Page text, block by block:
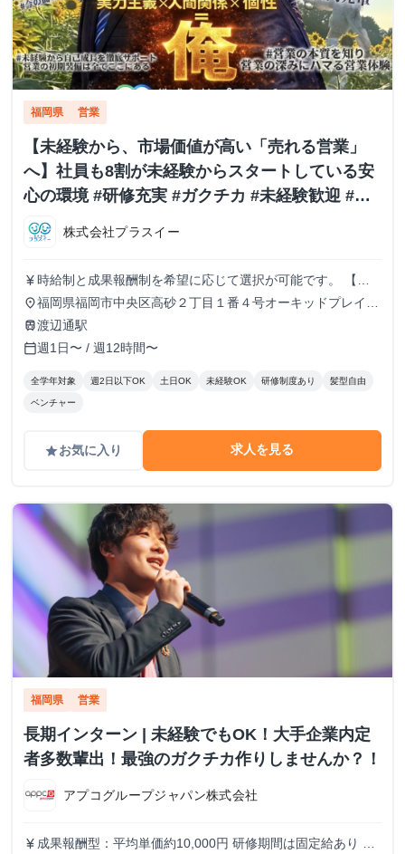
福岡県 営業
【未経験から、市場価値が高い「売れる営業」
へ】社員も8割が未経験からスタートしている安
心の環境 #研修充実 #ガクチカ #未経験歓迎 #福
岡 株式会社プラスイーの長期・有給インターン
シップ
株式会社プラスイー
currency_yen 時給制と成果報酬制を希望に応じて選択が可能です。 【時
給制の場合】 ・時給1,300円＋ご成約１件ごとにインセンテ
ィブ10,000円 【成果報酬制の場合】 ご成約1件単価120,000
ロンズ・シルバー・ゴールドと昇給し 1件あたりの単価がア
ップしていきます。
place福岡県福岡市中央区高砂２丁目１番４号オーキッドプレイス
天神南４０４号室
train渡辺通駅
calendar_today週1日〜 / 週12時間〜
全学年対象 週2日以下OK 土日OK 未経験OK 研修制度あり 髪型自由
ベンチャー
gradeお気に入り 求人を見る
福岡県 営業
長期インターン | 未経験でもOK！大手企業内定
者多数輩出！最強のガクチカ作りしませんか？！
アプコグループジャパン株式会社
currency_yen 成果報酬型：平均単価約10,000円 研修期間は固定給あり な